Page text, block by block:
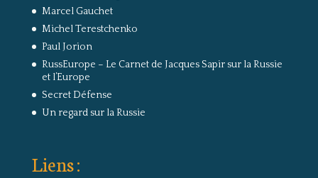
Marcel Gauchet
Michel Terestchenko
Paul Jorion
RussEurope – Le Carnet de Jacques Sapir sur la Russie
et l’Europe
Secret Défense
Un regard sur la Russie
Liens :